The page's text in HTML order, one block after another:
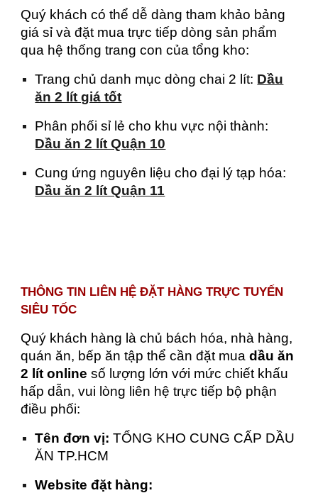
Quý khách có thể dễ dàng tham khảo bảng
giá sỉ và đặt mua trực tiếp dòng sản phẩm
qua hệ thống trang con của tổng kho:
Trang chủ danh mục dòng chai 2 lít: Dầu
ăn 2 lít giá tốt
Phân phối sỉ lẻ cho khu vực nội thành:
Dầu ăn 2 lít Quận 10
Cung ứng nguyên liệu cho đại lý tạp hóa:
Dầu ăn 2 lít Quận 11
THÔNG TIN LIÊN HỆ ĐẶT HÀNG TRỰC TUYẾN
SIÊU TỐC
Quý khách hàng là chủ bách hóa, nhà hàng,
quán ăn, bếp ăn tập thể cần đặt muadầu ăn
2 lít online số lượng lớn với mức chiết khấu
hấp dẫn, vui lòng liên hệ trực tiếp bộ phận
điều phối:
Tên đơn vị: TỔNG KHO CUNG CẤP DẦU
ĂN TP.HCM
Website đặt hàng: